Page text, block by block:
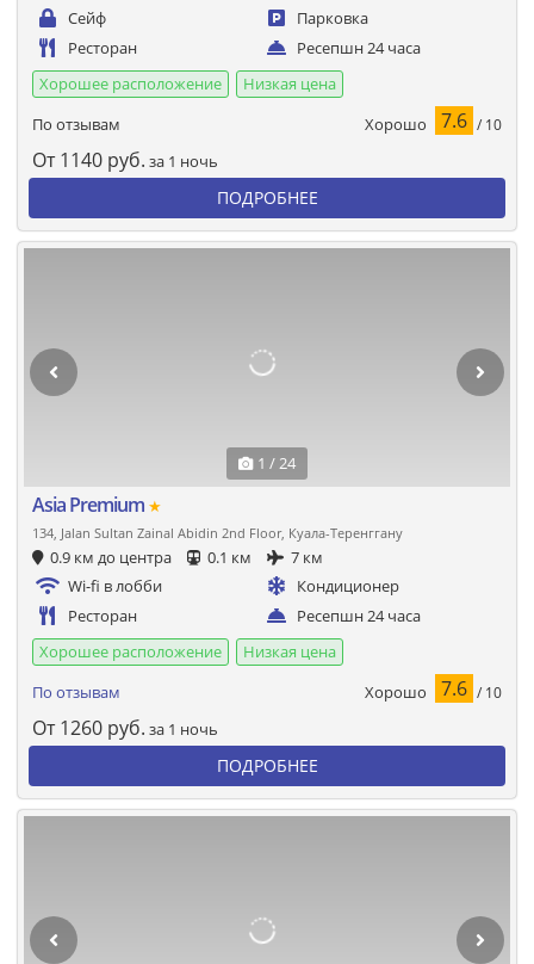
Сейф
Парковка
Ресторан
Ресепшн 24 часа
Хорошее расположение
Низкая цена
По отзывам
Хорошо 7.6 / 10
От 1140 руб. за 1 ночь
ПОДРОБНЕЕ
1 / 24
Asia Premium ★
134, Jalan Sultan Zainal Abidin 2nd Floor, Куала-Теренггану
0.9 км до центра 0.1 км
7 км
Wi-fi в лобби
Кондиционер
Ресторан
Ресепшн 24 часа
Хорошее расположение
Низкая цена
По отзывам
Хорошо 7.6 / 10
От 1260 руб. за 1 ночь
ПОДРОБНЕЕ